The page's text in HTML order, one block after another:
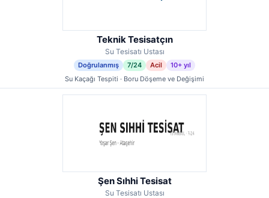
Teknik Tesisatçın
Su Tesisatı Ustası
Doğrulanmış 7/24 Acil
10+ yıl
Su Kaçağı Tespiti · Boru Döşeme ve Değişimi
Şen Sıhhi Tesisat
Su Tesisatı Ustası